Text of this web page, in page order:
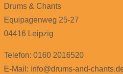
Drums & Chants
Equipagenweg 25-27
04416 Leipzig
Telefon: 0160 2016520
E-Mail: info@drums-and-